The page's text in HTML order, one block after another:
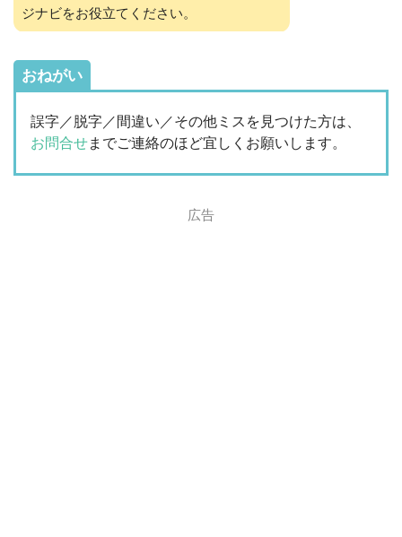
ジナビをお役立てください。
おねがい
誤字／脱字／間違い／その他ミスを見つけた方は、
お問合せまでご連絡のほど宜しくお願いします。
広告